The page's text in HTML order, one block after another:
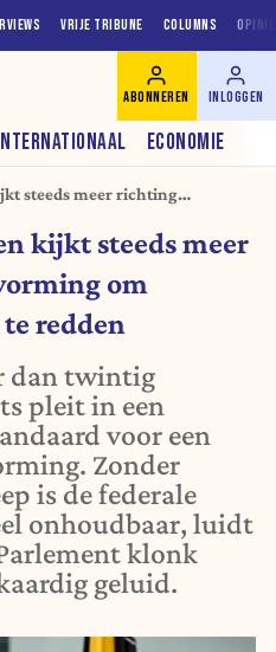
VRIJE TRIBUNE COLUMNS
ECONOMIE
ABONNEREN INLOGGEN
steeds meer richting
kijkt steeds meer
om
redden
dan twintig
pleit in een
voor een
Zonder
is de federale
onhoudbaar, luidt
klonk
geluid.